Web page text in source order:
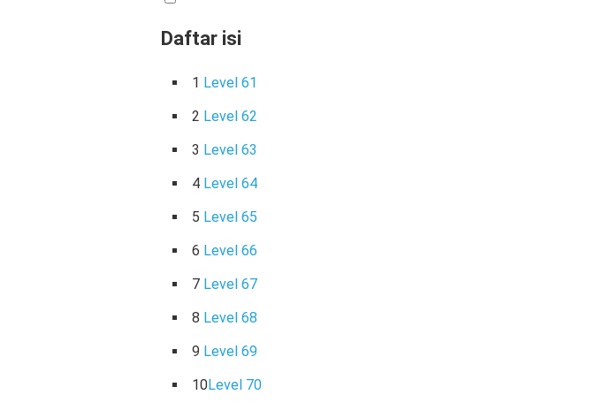
Daftar isi
1 Level 61
2 Level 62
3 Level 63
4 Level 64
5 Level 65
6 Level 66
7 Level 67
8 Level 68
9 Level 69
10Level 70